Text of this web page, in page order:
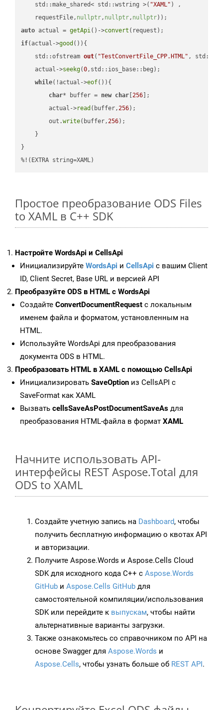
    std::make_shared< std::wstring >(
"XAML" ) ,
    requestFile,
nullptr, nullptr, nullptr))
auto actual = getApi()->convert
if(actual->good ()){
std::ofstream out( "TestConvertFile_CPP.HTML" ,
    actual->
seekg(0,std::ios_base::beg);
while(!actual->eof()){
char* buffer = new char [256 ];
        actual->
read (buffer,256);
        out.
write(buffer,256);
    }
}
%!(EXTRA string=XAML)
Простое преобразование ODS Files
to XAML в C++ SDK
Настройте WordsApi и CellsApi
Инициализируйте WordsApi и CellsApi с вашим Client
ID, Client Secret, Base URL и версией API
Преобразуйте ODS в HTML с WordsApi
Создайте ConvertDocumentRequest с локальным
именем файла и форматом, установленным на
HTML.
Используйте WordsApi для преобразования
документа ODS в HTML.
Преобразовать HTML в XAML с помощью CellsApi
Инициализировать SaveOption из CellsAPI с
SaveFormat как XAML
Вызвать cellsSaveAsPostDocumentSaveAs для
преобразования HTML-файла в формат XAML
Начните использовать API-
интерфейсы REST Aspose.Total для
ODS to XAML
Создайте учетную запись на Dashboard, чтобы
получить бесплатную информацию о квотах API
и авторизации.
Получите Aspose.Words и Aspose.Cells Cloud
SDK для исходного кода C++ с Aspose.Words
GitHub и Aspose.Cells GitHub для
самостоятельной компиляции/использования
SDK или перейдите к выпускам, чтобы найти
альтернативные варианты загрузки.
Также ознакомьтесь со справочником по API на
основе Swagger для Aspose.Words и
Aspose.Cells, чтобы узнать больше об REST API.